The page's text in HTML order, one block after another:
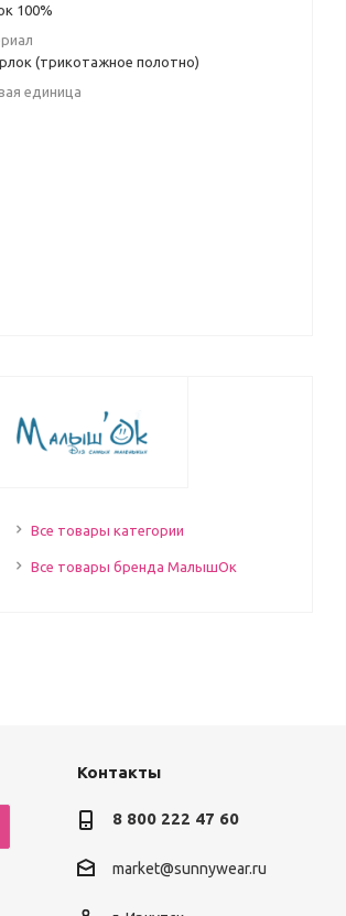
100%
(трикотажное полотно)
единица
Все товары категории
Все товары бренда МалышОк
Контакты
8 800 222 47 60
market@sunnywear.ru